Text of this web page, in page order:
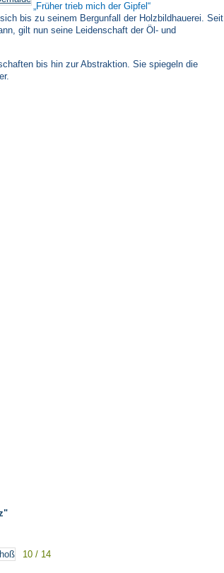
Früher trieb mich der Gipfel
bis zu seinem Bergunfall der Holzbildhauerei. Seit
gilt nun seine Leidenschaft der Öl- und
bis hin zur Abstraktion. Sie spiegeln die
10 / 14